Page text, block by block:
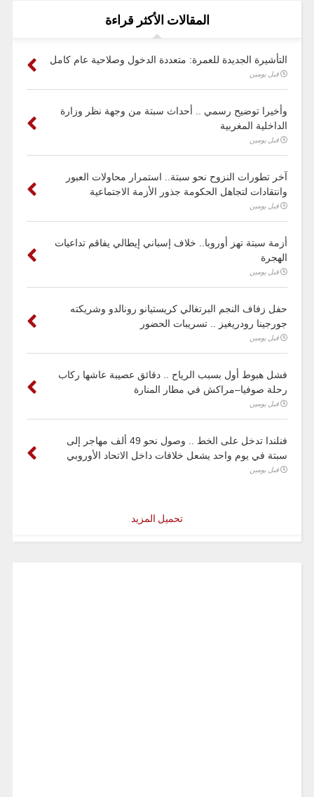
المقالات الأكثر قراءة
التأشيرة الجديدة للعمرة: متعددة الدخول وصلاحية عام كامل
قبل يومين
وأخيرا توضيح رسمي .. أحداث سبتة من وجهة نظر وزارة
الداخلية المغربية
قبل يومين
آخر تطورات النزوح نحو سبتة.. استمرار محاولات العبور
وانتقادات لتجاهل الحكومة جذور الأزمة الاجتماعية
قبل يومين
أزمة سبتة تهز أوروبا.. خلاف إسباني إيطالي يفاقم تداعيات
الهجرة
قبل يومين
حفل زفاف النجم البرتغالي كريستيانو رونالدو وشريكته
جورجينا رودريغيز .. تسريبات الحضور
قبل يومين
فشل هبوط أول بسبب الرياح .. دقائق عصيبة عاشها ركاب
رحلة صوفيا–مراكش في مطار المنارة
قبل يومين
فنلندا تدخل على الخط .. وصول نحو 49 ألف مهاجر إلى
سبتة في يوم واحد يشعل خلافات داخل الاتحاد الأوروبي
قبل يومين
تحميل المزيد